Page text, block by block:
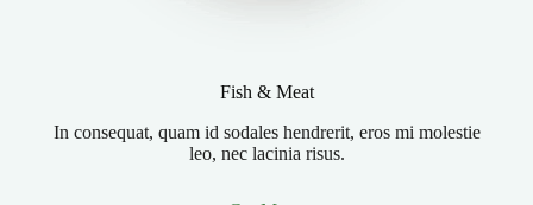
Fish & Meat
In consequat, quam id sodales hendrerit, eros mi molestie
leo, nec lacinia risus.